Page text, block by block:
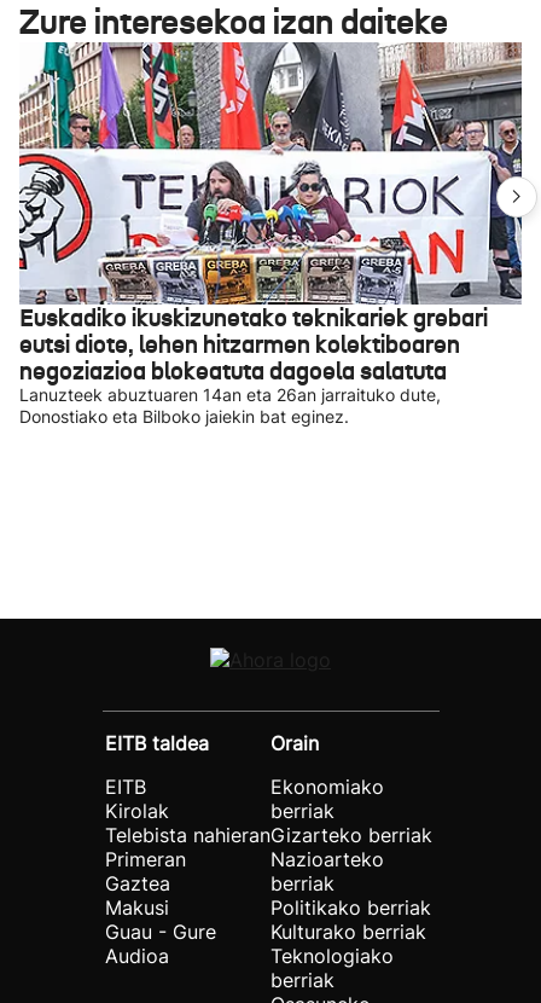
Zure interesekoa izan daiteke
Euskadiko ikuskizunetako teknikariek grebari
eutsi diote, lehen hitzarmen kolektiboaren
negoziazioa blokeatuta dagoela salatuta
Lanuzteek abuztuaren 14an eta 26an jarraituko dute,
Donostiako eta Bilboko jaiekin bat eginez.
EITB taldea
EITB
Kirolak
Telebista nahieran
Primeran
Gaztea
Makusi
Guau - Gure
Audioa
Orain
Ekonomiako
berriak
Gizarteko berriak
Nazioarteko
berriak
Politikako berriak
Kulturako berriak
Teknologiako
berriak